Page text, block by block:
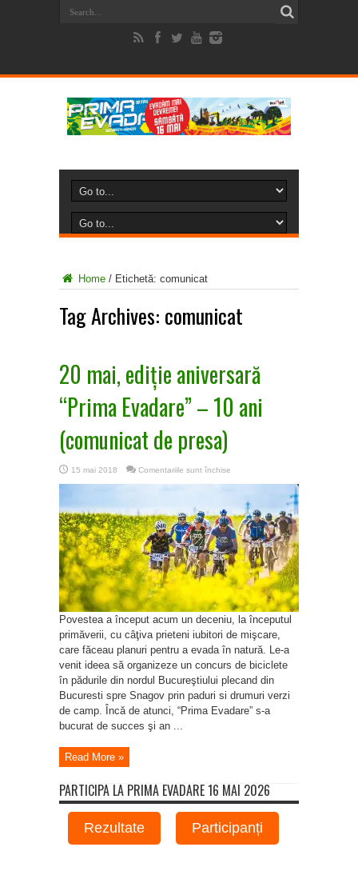
Home / Etichetă: comunicat
Tag Archives: comunicat
20 mai, ediţie aniversară
“Prima Evadare” – 10 ani
(comunicat de presa)
15 mai 2018 Comentariile sunt închise
mai,
aniversară
“Prima
Evadare”
–
10
ani
(comunicat
de
presa)
Povestea a început acum un deceniu, la începutul
primăverii, cu câţiva prieteni iubitori de mişcare,
care făceau planuri pentru a evada în natură. Le-a
venit ideea să organizeze un concurs de biciclete
în pădurile din nordul Bucureştiului plecand din
Bucuresti spre Snagov prin paduri si drumuri verzi
de camp. Încă de atunci, “Prima Evadare” s-a
bucurat de succes şi an ...
Read More »
PARTICIPA LA PRIMA EVADARE 16 MAI 2026
Rezultate Participanți